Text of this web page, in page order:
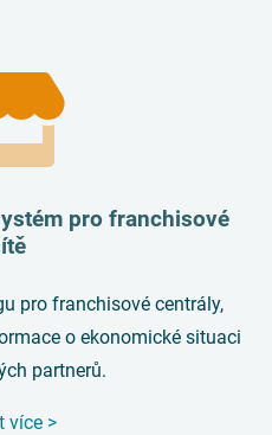
pro franchisové
pro franchisové centrály,
o ekonomické situaci
partnerů.
více >